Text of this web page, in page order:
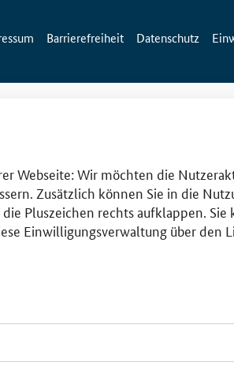
Barrierefreiheit Datenschutz
Webseite: Wir möchten die
Zusätzlich können Sie in die
Pluszeichen rechts aufklappen. Sie
Einwilligungsverwaltung über den